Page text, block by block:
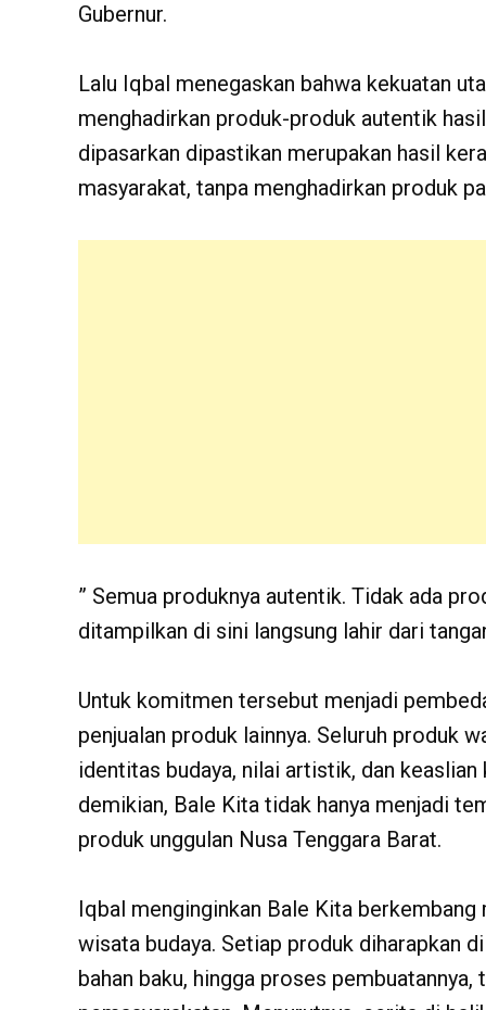
Gubernur.
Lalu Iqbal menegaskan bahwa kekuatan
menghadirkan produk-produk autentik
dipasarkan dipastikan merupakan hasil
masyarakat, tanpa menghadirkan produk
” Semua produknya autentik. Tidak ada
ditampilkan di sini langsung lahir dari
Untuk komitmen tersebut menjadi
penjualan produk lainnya. Seluruh produk
identitas budaya, nilai artistik, dan
demikian, Bale Kita tidak hanya menjadi
produk unggulan Nusa Tenggara Barat.
Iqbal menginginkan Bale Kita
wisata budaya. Setiap produk diharapkan
bahan baku, hingga proses